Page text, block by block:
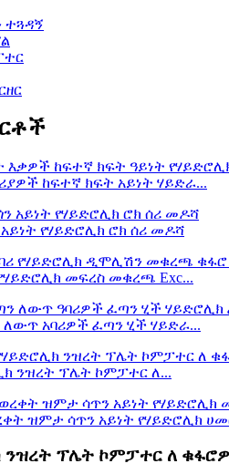
ተጓዳኝ
ከፍተኛ ክፍት አይነት ሃይድራ...
አይነት የሃይድሮሊክ ሮክ ሰሪ መዶሻ
መፍረስ መቁረጫ Exc...
ለውጥ አባሪዎች ፈጣን ሂች ሃይድራ...
ንዝረት ፕሌት ኮምፓተር ለ...
ዝምታ ሳጥን አይነት የሃይድሮሊክ
ንዝረት ፕሌት ኮምፓተር ለ